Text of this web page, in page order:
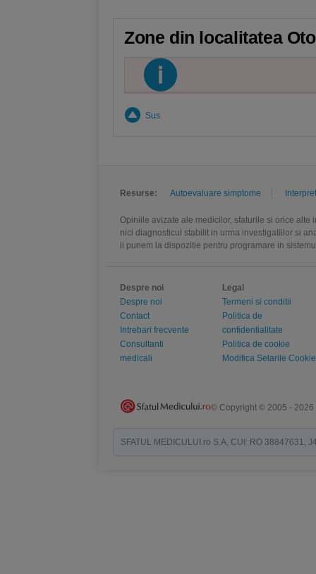
Zone din localitatea
Sus
Resurse: Autoevaluare simptome
Opiniile avizate ale medicilor, sfaturile si orice
nici diagnosticul stabilit in urma investigatiilor si
ii punem la dispozitie pentru programare in
Despre noi
Despre noi
Contact
Intrebari frecvente
Consultanti
medicali
Legal
Termeni si conditii
Politica de
confidentialitate
Politica de cookie
Modifica Setarile Cookie
© Copyright © 2005 - 2026
SFATUL MEDICULUI.ro S.A, CUI: RO 38847631,